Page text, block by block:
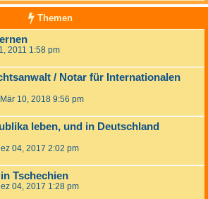
Themen
2011 1:58 pm
/ Notar für Internationalen
10, 2018 9:56 pm
leben, und in Deutschland
04, 2017 2:02 pm
Tschechien
04, 2017 1:28 pm